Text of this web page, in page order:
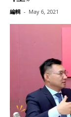
編輯 - May 6, 2021